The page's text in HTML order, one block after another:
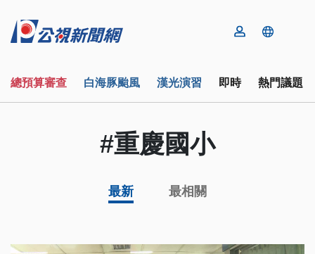
總預算審查 白海豚颱風 漢光演習 即時 熱門議題
#重慶國小
最新 最相關